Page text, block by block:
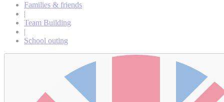
Families & friends
|
Team Building
|
School outing